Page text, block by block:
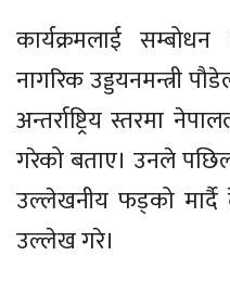
कार्यक्रमलाई
नागरिक उड्डयनमन्त्री
अन्तर्राष्ट्रिय स्तरमा
गरेको बताए। उनले
उल्लेखनीय फड्को मार्दै
उल्लेख गरे।